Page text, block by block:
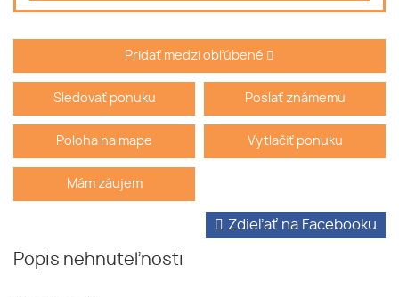
Pridať medzi obľúbené
Sledovať ponuku Poslať známemu
Poloha na mape Vytlačiť ponuku
Mám záujem
Popis nehnuteľnosti
Zdieľať na Facebooku